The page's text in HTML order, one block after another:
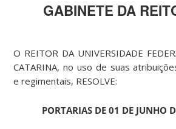
GABINETE DA
O REITOR DA UNIVERSIDADE
CATARINA, no uso de suas
e regimentais, RESOLVE:
PORTARIAS DE 01 DE JUNHO